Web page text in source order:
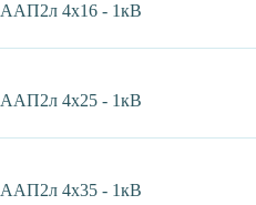
ААП2л 4х16 - 1кВ
ААП2л 4х25 - 1кВ
ААП2л 4х35 - 1кВ